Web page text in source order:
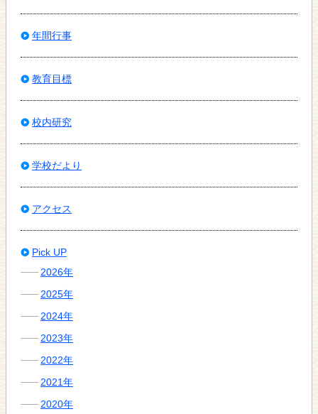
年間行事
教育目標
校内研究
学校だより
アクセス
Pick UP
2026年
2025年
2024年
2023年
2022年
2021年
2020年